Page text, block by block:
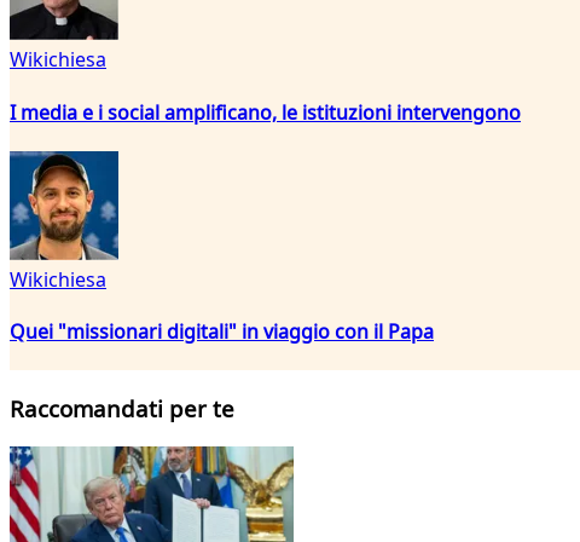
Wikichiesa
I media e i social amplificano, le istituzioni intervengono
Wikichiesa
Quei "missionari digitali" in viaggio con il Papa
Raccomandati per te